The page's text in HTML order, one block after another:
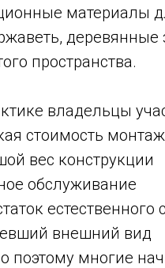
материалы
пространства.
владельцы
стоимость
вес конструкции
обслуживание
естественного
внешний вид
поэтому многие